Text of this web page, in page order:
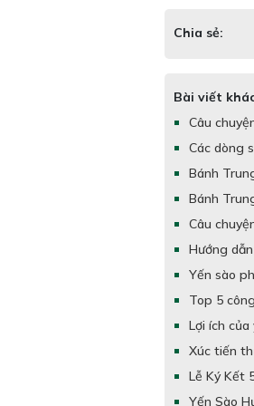
Chia sẻ:
Bài viết
Câu
Các dòng
Bánh
Bánh
Câu
Hướng
Yến sào
Top 5
Lợi ích
Xúc tiến
Lễ Ký Kết
Yến Sào